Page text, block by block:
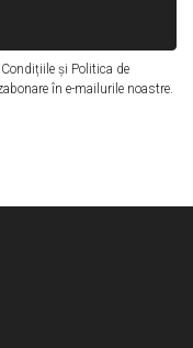
și Politica de
în e-mailurile noastre.